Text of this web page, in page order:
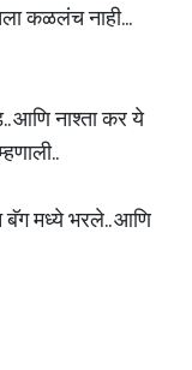
कळलंच नाही...
आणि नाश्ता कर ये
मध्ये भरले.. आणि